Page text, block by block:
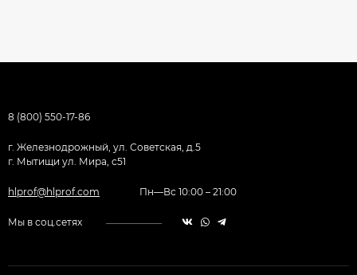
8 (800) 550-17-86
г. Железнодрожный, ул. Советская, д.5
г. Мытищи ул. Мира, с51
hlprof@hlprof.com Пн—Вс 10:00 – 21:00
Мы в соц.сетях